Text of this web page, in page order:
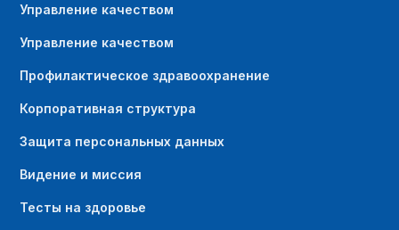
Управление качеством
Управление качеством
Профилактическое здравоохранение
Корпоративная структура
Защита персональных данных
Видение и миссия
Тесты на здоровье